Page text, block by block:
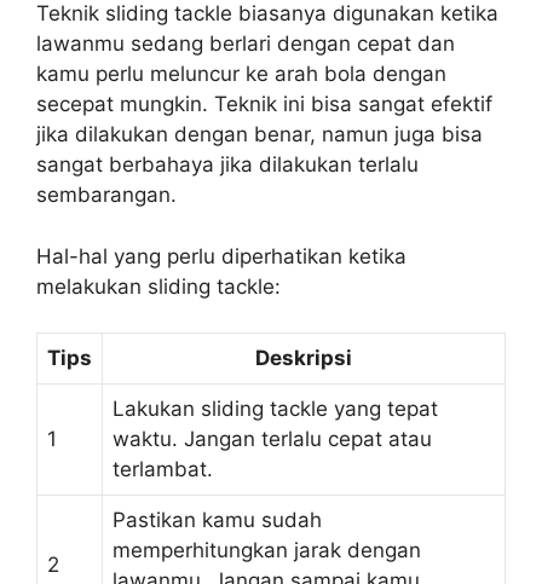
Teknik sliding tackle biasanya digunakan ketika
lawanmu sedang berlari dengan cepat dan
kamu perlu meluncur ke arah bola dengan
secepat mungkin. Teknik ini bisa sangat efektif
jika dilakukan dengan benar, namun juga bisa
sangat berbahaya jika dilakukan terlalu
sembarangan.
Hal-hal yang perlu diperhatikan ketika
melakukan sliding tackle:
Tips Deskripsi
1
Lakukan sliding tackle yang tepat
waktu. Jangan terlalu cepat atau
terlambat.
2
Pastikan kamu sudah
memperhitungkan jarak dengan